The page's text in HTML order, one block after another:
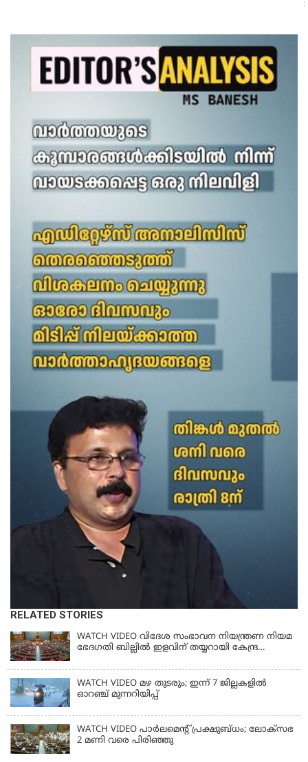
RELATED STORIES
WATCH VIDEO വിദേശ സംഭാവന നിയന്ത്രണ നിയമ
ഭേദഗതി ബില്ലില്‍ ഇളവിന് തയ്യറായി കേന്ദ്ര
WATCH VIDEO മഴ തുടരും; ഇന്ന് 7 ജില്ലകളിൽ
ഓറഞ്ച് മുന്നറിയിപ്പ്
WATCH VIDEO പാർലമെൻ്റ് പ്രക്ഷുബ്ധം; ലോക്സഭ
2 മണി വരെ പിരിഞ്ഞു